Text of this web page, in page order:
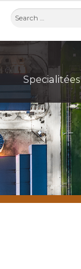
Rechercher :
Specialitées